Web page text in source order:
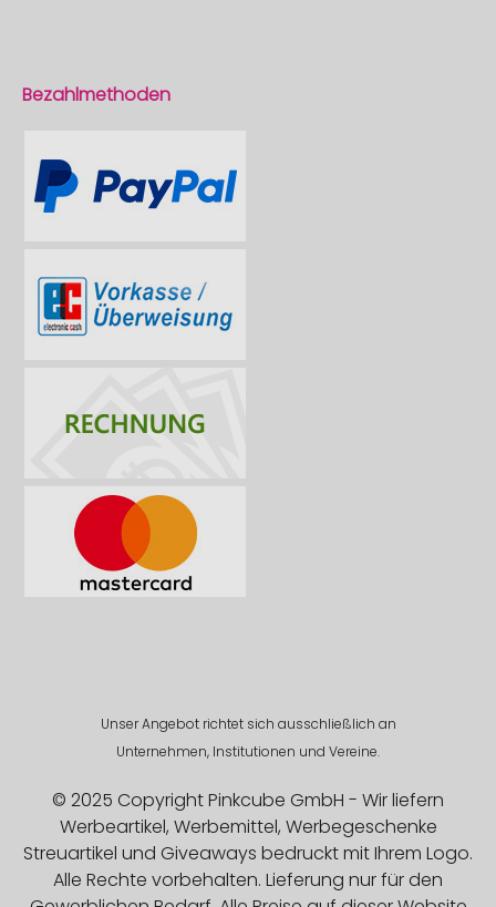
Bezahlmethoden
Unser Angebot richtet sich ausschließlich an
Unternehmen, Institutionen und Vereine.
© 2025 Copyright Pinkcube GmbH - Wir liefern
Werbeartikel, Werbemittel, Werbegeschenke
Streuartikel und Giveaways bedruckt mit Ihrem Logo.
Alle Rechte vorbehalten. Lieferung nur für den